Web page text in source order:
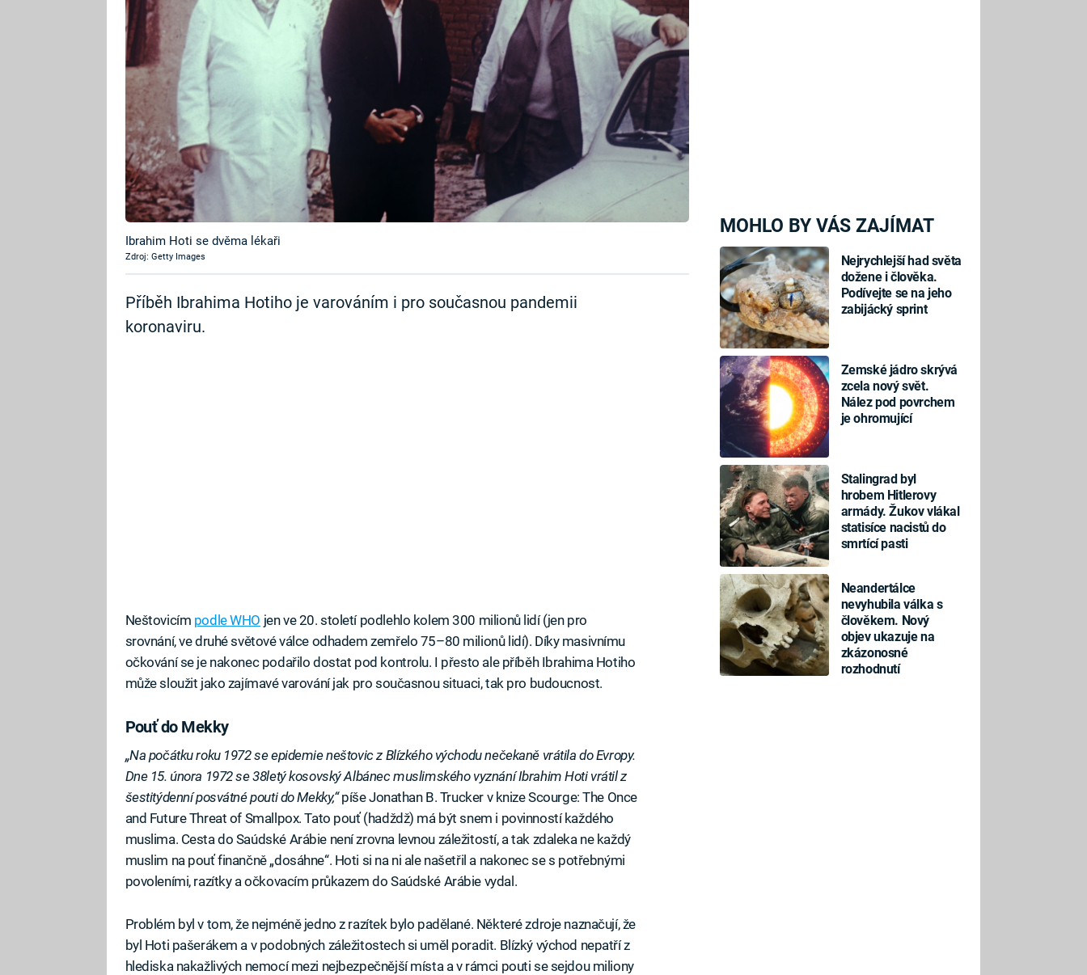
MOHLO BY VÁS ZAJÍMAT
Nejrychlejší had světa
dožene i člověka.
Podívejte se na jeho
zabijácký sprint
Zemské jádro skrývá
zcela nový svět.
Nález pod povrchem
je ohromující
Stalingrad byl
hrobem Hitlerovy
armády. Žukov vlákal
statisíce nacistů do
smrtící pasti
Neandertálce
nevyhubila válka s
člověkem. Nový
objev ukazuje na
zkázonosné
rozhodnutí
Ibrahim Hoti se dvěma lékaři
Zdroj: Getty Images
Příběh Ibrahima Hotiho je varováním i pro současnou pandemii
koronaviru.
Neštovicím podle WHO jen ve 20. století podlehlo kolem 300 milionů lidí (jen pro
srovnání, ve druhé světové válce odhadem zemřelo 75–80 milionů lidí). Díky masivnímu
očkování se je nakonec podařilo dostat pod kontrolu. I přesto ale příběh Ibrahima Hotiho
může sloužit jako zajímavé varování jak pro současnou situaci, tak pro budoucnost.
Pouť do Mekky
„Na počátku roku 1972 se epidemie neštovic z Blízkého východu nečekaně vrátila do Evropy.
Dne 15. února 1972 se 38letý kosovský Albánec muslimského vyznání Ibrahim Hoti vrátil z
šestitýdenní posvátné pouti do Mekky,“píše Jonathan B. Trucker v knize Scourge: The Once
and Future Threat of Smallpox. Tato pouť (hadždž) má být snem i povinností každého
muslima. Cesta do Saúdské Arábie není zrovna levnou záležitostí, a tak zdaleka ne každý
muslim na pouť finančně „dosáhne“. Hoti si na ni ale našetřil a nakonec se s potřebnými
povoleními, razítky a očkovacím průkazem do Saúdské Arábie vydal.
Problém byl v tom, že nejméně jedno z razítek bylo padělané. Některé zdroje naznačují, že
byl Hoti pašerákem a v podobných záležitostech si uměl poradit. Blízký východ nepatří z
hlediska nakažlivých nemocí mezi nejbezpečnější místa a v rámci pouti se sejdou miliony